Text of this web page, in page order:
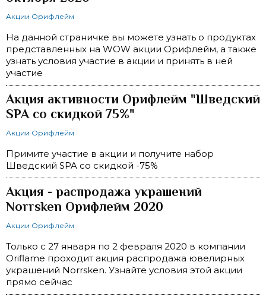
Акции Орифлейм
На данной страничке вы можете узнать о продуктах
представленных на WOW акции Орифлейм, а также
узнать условия участие в акции и принять в ней
участие
Акция активности Орифлейм "Шведский
SPA со скидкой 75%"
Акции Орифлейм
Примите участие в акции и получите набор
Шведский SPA со скидкой -75%
Акция - распродажа украшений
Norrsken Орифлейм 2020
Акции Орифлейм
Только с 27 января по 2 февраля 2020 в компании
Oriflame проходит акция распродажа ювелирных
украшений Norrsken. Узнайте условия этой акции
прямо сейчас